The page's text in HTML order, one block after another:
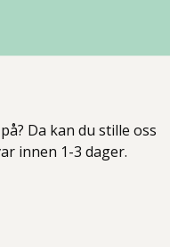
Da kan du stille oss
innen 1-3 dager.